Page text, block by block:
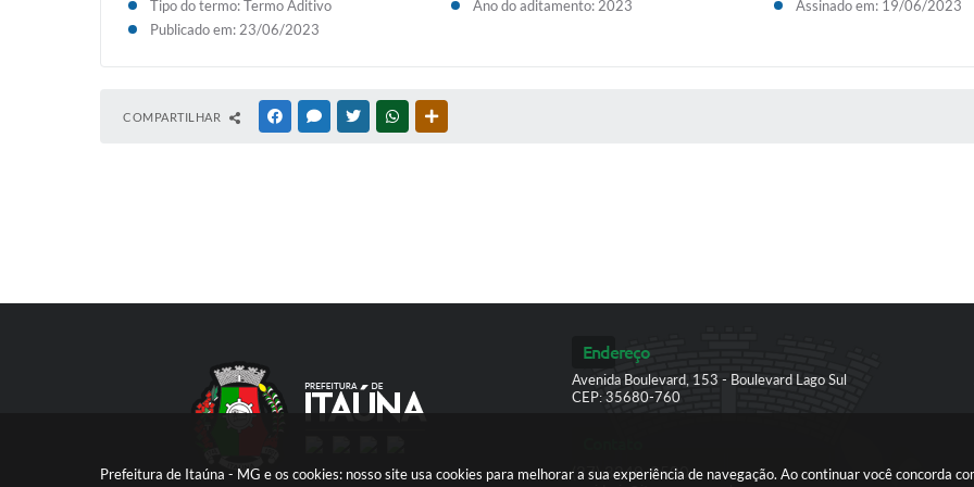
Prefeitura de Itaúna - MG e os cookies: nosso site usa cookies para melhorar a sua experiência de navegação. Ao continuar você concorda
Tipo do termo: Termo Aditivo Ano do aditamento: 2023
Assinado em: 19/06/2023
Publicado em: 23/06/2023
COMPARTILHAR FACEBOOKMESSENGER
TWITTERWHATSAPP
Endereço
Avenida Boulevard, 153 - Boulevard Lago Sul
CEP: 35680-760
(37) 3249-9500